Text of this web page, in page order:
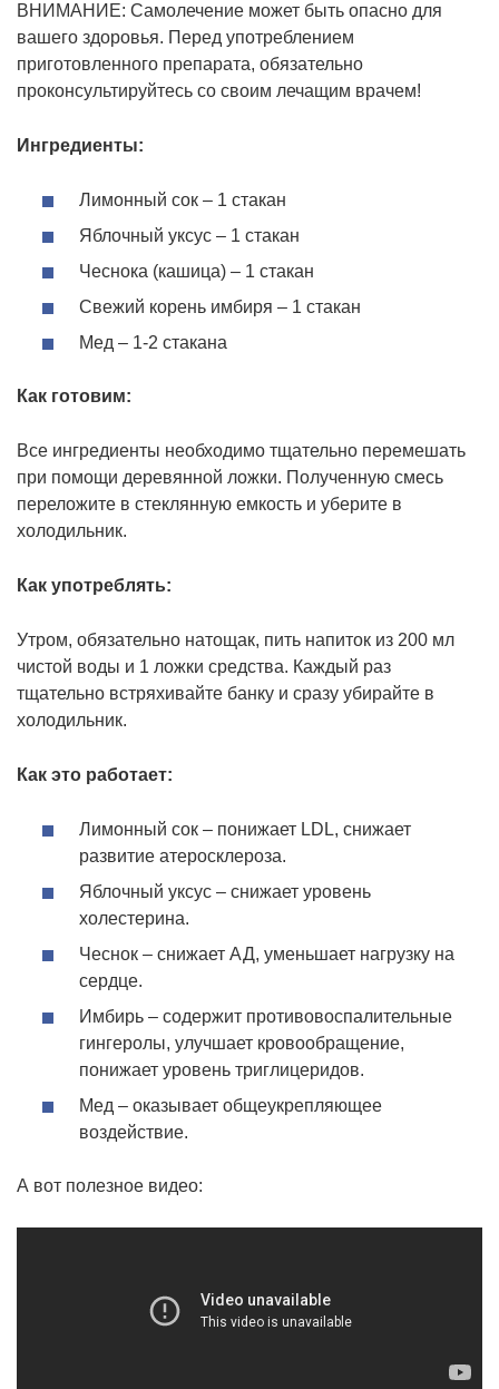
ВНИМАНИЕ: Самолечение может быть опасно для
вашего здоровья. Перед употреблением
приготовленного препарата, обязательно
проконсультируйтесь со своим лечащим врачем!
Ингредиенты:
Лимонный сок – 1 стакан
Яблочный уксус – 1 стакан
Чеснока (кашица) – 1 стакан
Свежий корень имбиря – 1 стакан
Мед – 1-2 стакана
Как готовим:
Все ингредиенты необходимо тщательно перемешать
при помощи деревянной ложки. Полученную смесь
переложите в стеклянную емкость и уберите в
холодильник.
Как употреблять:
Утром, обязательно натощак, пить напиток из 200 мл
чистой воды и 1 ложки средства. Каждый раз
тщательно встряхивайте банку и сразу убирайте в
холодильник.
Как это работает:
Лимонный сок – понижает LDL, снижает
развитие атеросклероза.
Яблочный уксус – снижает уровень
холестерина.
Чеснок – снижает АД, уменьшает нагрузку на
сердце.
Имбирь – содержит противовоспалительные
гингеролы, улучшает кровообращение,
понижает уровень триглицеридов.
Мед – оказывает общеукрепляющее
воздействие.
А вот полезное видео: